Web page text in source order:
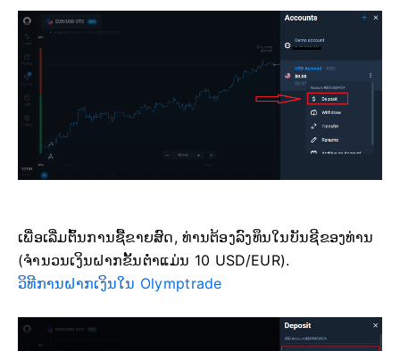
ເພື່ອເລີ່ມຕົ້ນການຊື້ຂາຍສົດ, ທ່ານຕ້ອງລົງທຶນໃນບັນຊີຂອງທ່ານ
(ຈຳນວນເງິນຝາກຂັ້ນຕ່ຳແມ່ນ 10 USD/EUR).
ວິທີການຝາກເງິນໃນ Olymptrade